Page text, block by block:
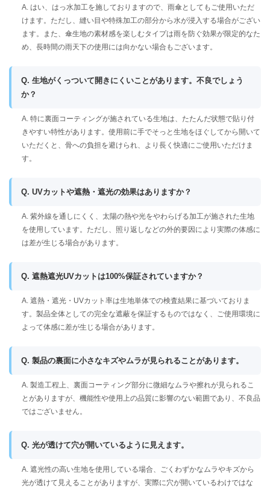
A. はい、はっ水加工を施しておりますので、雨傘としてもご使用いただ
けます。ただし、縫い目や特殊加工の部分から水が浸入する場合がござい
ます。また、傘生地の素材感を楽しむタイプは雨を防ぐ効果が限定的なた
め、長時間の雨天下の使用には向かない場合もございます。
Q. 生地がくっついて開きにくいことがあります。不良でしょう
か？
A. 特に裏面コーティングが施されている生地は、たたんだ状態で貼り付
きやすい特性があります。使用前に手でそっと生地をほぐしてから開いて
いただくと、骨への負担を避けられ、より長く快適にご使用いただけま
す。
Q. UVカットや遮熱・遮光の効果はありますか？
A. 紫外線を通しにくく、太陽の熱や光をやわらげる加工が施された生地
を使用しています。ただし、照り返しなどの外的要因により実際の体感に
は差が生じる場合があります。
Q. 遮熱遮光UVカットは100%保証されていますか？
A. 遮熱・遮光・UVカット率は生地単体での検査結果に基づいておりま
す。製品全体としての完全な遮蔽を保証するものではなく、ご使用環境に
よって体感に差が生じる場合があります。
Q. 製品の裏面に小さなキズやムラが見られることがあります。
A. 製造工程上、裏面コーティング部分に微細なムラや擦れが見られるこ
とがありますが、機能性や使用上の品質に影響のない範囲であり、不良品
ではございません。
Q. 光が透けて穴が開いているように見えます。
A. 遮光性の高い生地を使用している場合、ごくわずかなムラやキズから
光が透けて見えることがありますが、実際に穴が開いているわけではな